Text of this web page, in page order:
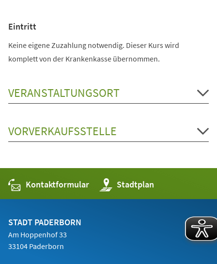
Eintritt
Keine eigene Zuzahlung notwendig. Dieser Kurs wird
komplett von der Krankenkasse übernommen.
VERANSTALTUNGSORT
VORVERKAUFSSTELLE
Kontaktformular Stadtplan
(Öffnet
in
einem
STADT PADERBORN
Am Hoppenhof 33
33104 Paderborn